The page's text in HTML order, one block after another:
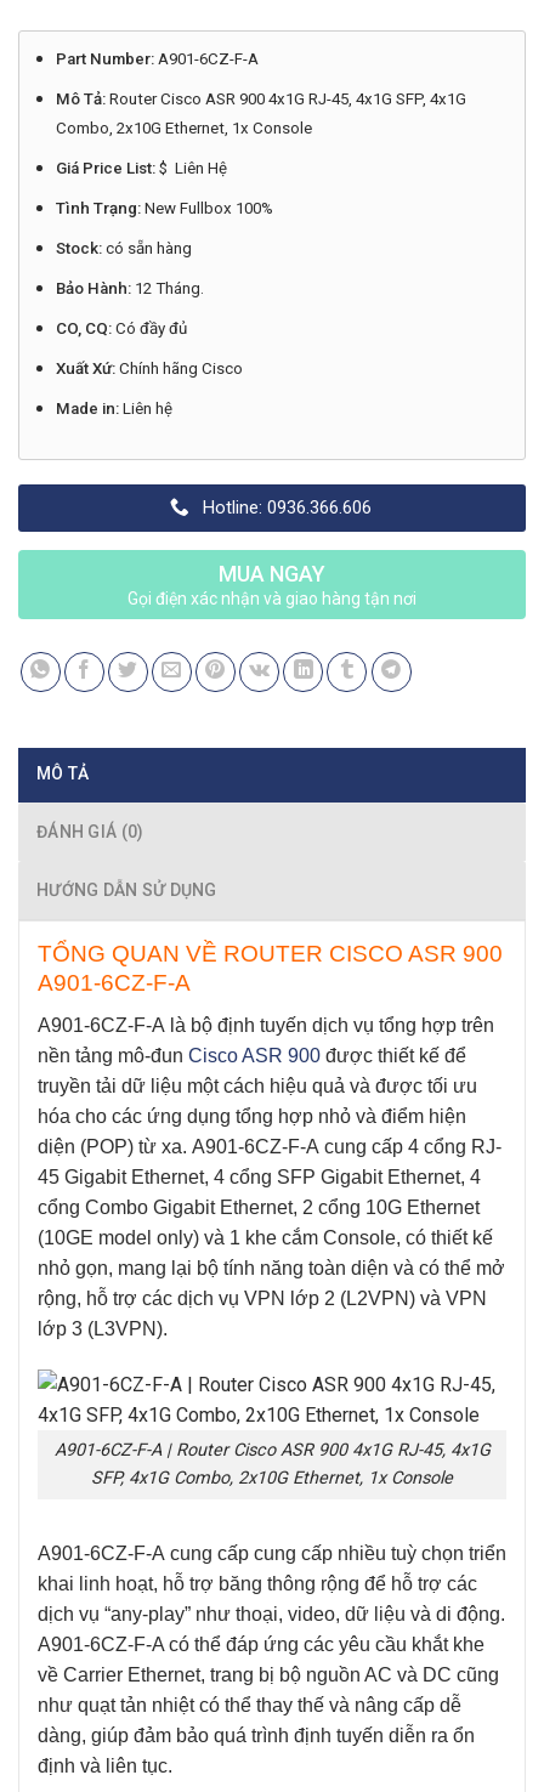
Part Number:A901-6CZ-F-A
Mô Tả:Router Cisco ASR 900 4x1G RJ-45, 4x1G SFP, 4x1G
Combo, 2x10G Ethernet, 1x Console
Giá Price List:$ Liên Hệ
Tình Trạng:New Fullbox 100%
Stock:có sẵn hàng
Bảo Hành: 12 Tháng.
CO, CQ: Có đầy đủ
Xuất Xứ:Chính hãng Cisco
Made in:Liên hệ
Hotline: 0936.366.606
MUA NGAY
Gọi điện xác nhận và giao hàng tận nơi
MÔ TẢ
ĐÁNH GIÁ (0)
HƯỚNG DẪN SỬ DỤNG
TỔNG QUAN VỀ ROUTER CISCO ASR 900
A901-6CZ-F-A
A901-6CZ-F-A là bộ định tuyến dịch vụ tổng hợp trên
nền tảng mô-đun Cisco ASR 900 được thiết kế để
truyền tải dữ liệu một cách hiệu quả và được tối ưu
hóa cho các ứng dụng tổng hợp nhỏ và điểm hiện
diện (POP) từ xa. A901-6CZ-F-A cung cấp 4 cổng RJ-
45 Gigabit Ethernet, 4 cổng SFP Gigabit Ethernet, 4
cổng Combo Gigabit Ethernet, 2 cổng 10G Ethernet
(10GE model only) và 1 khe cắm Console, có thiết kế
nhỏ gọn, mang lại bộ tính năng toàn diện và có thể mở
rộng, hỗ trợ các dịch vụ VPN lớp 2 (L2VPN) và VPN
lớp 3 (L3VPN).
A901-6CZ-F-A | Router Cisco ASR 900 4x1G RJ-45, 4x1G
SFP, 4x1G Combo, 2x10G Ethernet, 1x Console
A901-6CZ-F-A cung cấp cung cấp nhiều tuỳ chọn triển
khai linh hoạt, hỗ trợ băng thông rộng để hỗ trợ các
dịch vụ “any-play” như thoại, video, dữ liệu và di động.
A901-6CZ-F-A có thể đáp ứng các yêu cầu khắt khe
về Carrier Ethernet, trang bị bộ nguồn AC và DC cũng
như quạt tản nhiệt có thể thay thế và nâng cấp dễ
dàng, giúp đảm bảo quá trình định tuyến diễn ra ổn
định và liên tục.